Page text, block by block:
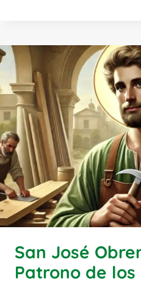
San José
Patrono de